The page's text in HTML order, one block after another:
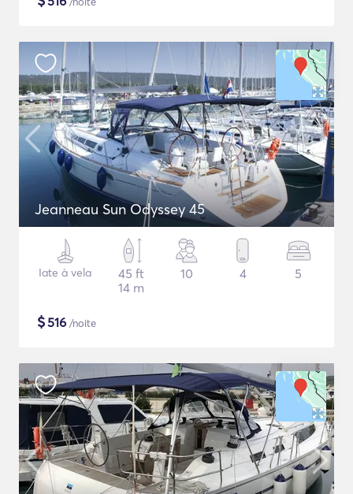
Jeanneau Sun Odyssey 45
Iate à vela
45 ft
14 m
10 4 5
$516 /noite